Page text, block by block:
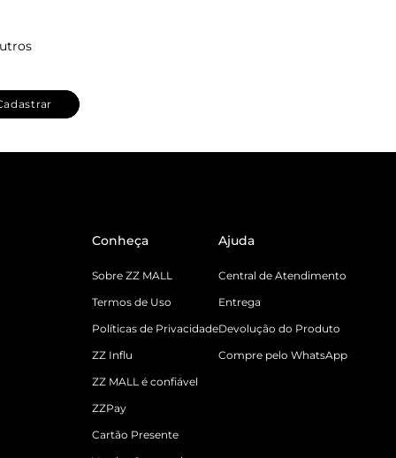
Conheça
Sobre ZZ MALL
Termos de Uso
Políticas de Privacidade
ZZ Influ
ZZ MALL é confiável
ZZPay
Cartão Presente
Ajuda
Central de Atendimento
Entrega
Devolução do Produto
Compre pelo WhatsApp